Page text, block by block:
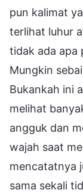
pun kalimat
terlihat luhur
tidak ada apa
Mungkin
Bukankah ini
melihat
angguk dan
wajah saat
mencatatnya
sama sekali